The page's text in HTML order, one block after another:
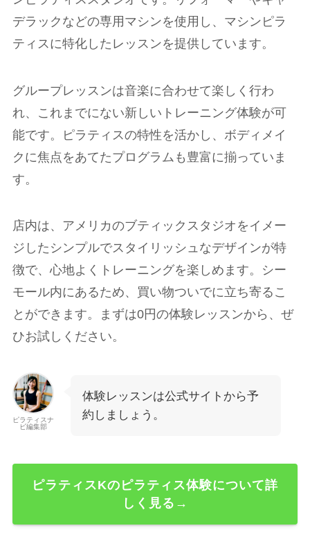
デラックなどの専用マシンを使用し、マシンピラ
ティスに特化したレッスンを提供しています。
グループレッスンは音楽に合わせて楽しく行わ
れ、これまでにない新しいトレーニング体験が可
能です。ピラティスの特性を活かし、ボディメイ
クに焦点をあてたプログラムも豊富に揃っていま
す。
店内は、アメリカのブティックスタジオをイメー
ジしたシンプルでスタイリッシュなデザインが特
徴で、心地よくトレーニングを楽しめます。シー
モール内にあるため、買い物ついでに立ち寄るこ
とができます。まずは0円の体験レッスンから、ぜ
ひお試しください。
ピラティスナ
ビ編集部
体験レッスンは公式サイトから予
約しましょう。
ピラティスKのピラティス体験について詳
しく見る→